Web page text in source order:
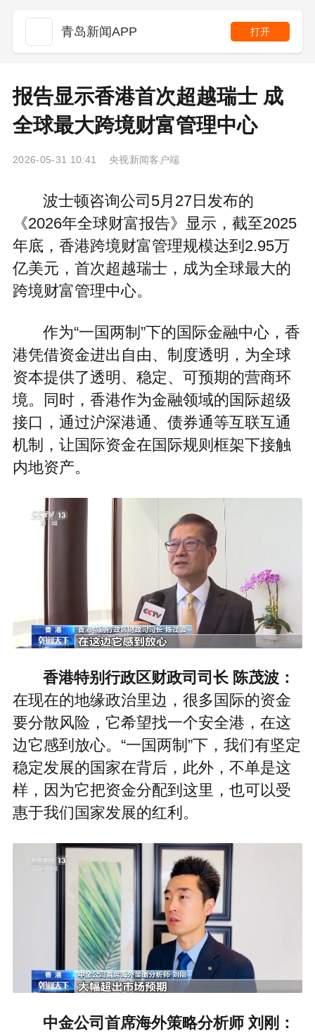
青岛新闻APP 打开
报告显示香港首次超越瑞士 成
全球最大跨境财富管理中心
2026-05-31 10:41 央视新闻客户端
波士顿咨询公司5月27日发布的
《2026年全球财富报告》显示，截至2025
年底，香港跨境财富管理规模达到2.95万
亿美元，首次超越瑞士，成为全球最大的
跨境财富管理中心。
作为“一国两制”下的国际金融中心，香
港凭借资金进出自由、制度透明，为全球
资本提供了透明、稳定、可预期的营商环
境。同时，香港作为金融领域的国际超级
接口，通过沪深港通、债券通等互联互通
机制，让国际资金在国际规则框架下接触
内地资产。
香港特别行政区财政司司长 陈茂波：
在现在的地缘政治里边，很多国际的资金
要分散风险，它希望找一个安全港，在这
边它感到放心。“一国两制”下，我们有坚定
稳定发展的国家在背后，此外，不单是这
样，因为它把资金分配到这里，也可以受
惠于我们国家发展的红利。
中金公司首席海外策略分析师 刘刚：